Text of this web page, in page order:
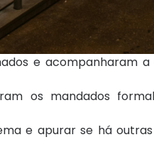
e acompanharam
os mandados
e apurar se há